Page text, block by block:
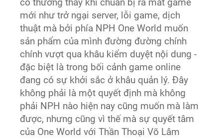
cố thường thấy khi chuẩn bị ra mắt game
mới như trở ngại server, lỗi game, dịch
thuật mà bởi phía NPH One World muốn
sản phẩm của mình đường đường chính
chính vượt qua khâu kiểm duyệt nội dung -
đặc biệt là trong bối cảnh game online
đang có sự khởi sắc ở khâu quản lý. Đây
không phải là một quyết định mà không
phải NPH nào hiện nay cũng muốn mà làm
được, nhưng cũng vì thế mà sự quyết tâm
của One World với Thần Thoại Võ Lâm